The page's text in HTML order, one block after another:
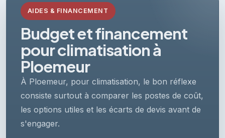
AIDES & FINANCEMENT
Budget et financement
pour climatisation à
Ploemeur
À Ploemeur, pour climatisation, le bon réflexe
consiste surtout à comparer les postes de coût,
les options utiles et les écarts de devis avant de
s'engager.